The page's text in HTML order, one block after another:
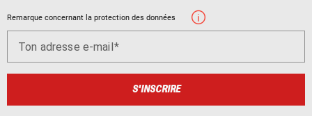
Remarque concernant la protection des données
Ton adresse e-mail
S'INSCRIRE